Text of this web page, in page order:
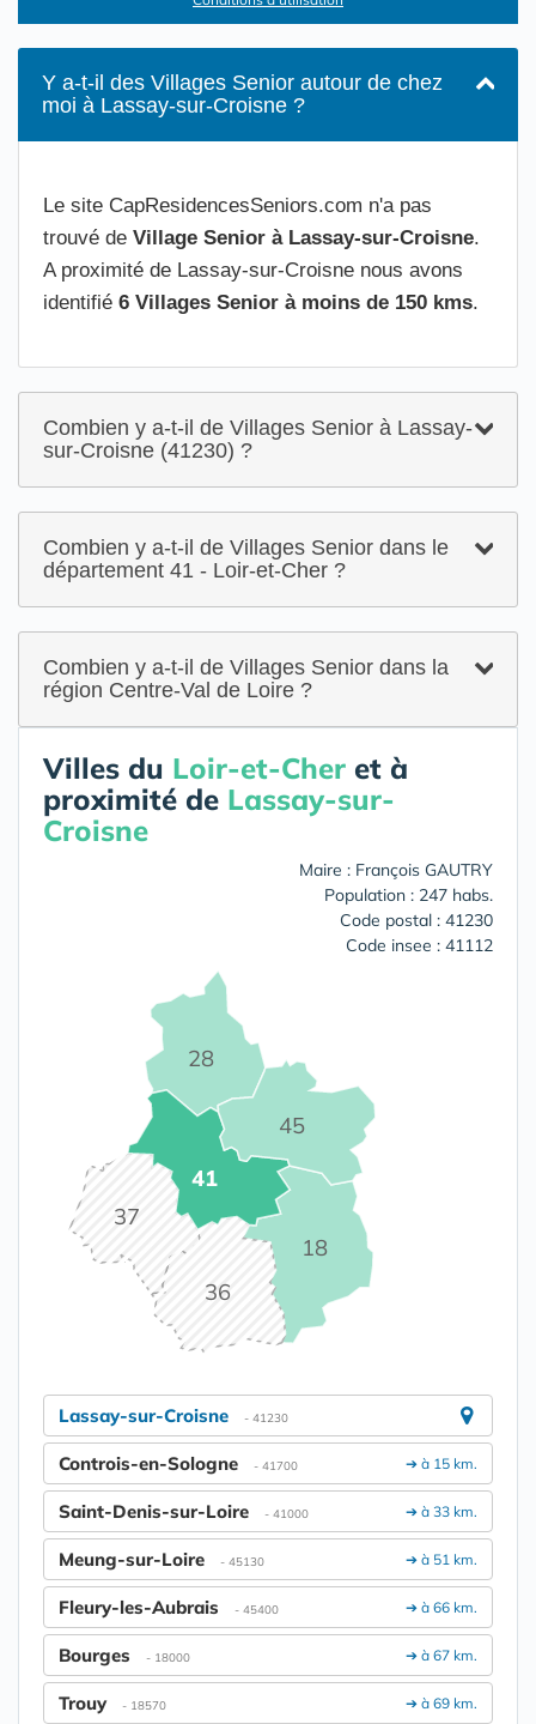
Y a-t-il des Villages Senior autour de chez
moi à Lassay-sur-Croisne ?
Le site CapResidencesSeniors.com n'a pas
trouvé de Village Senior à Lassay-sur-Croisne.
A proximité de Lassay-sur-Croisne nous avons
identifié 6 Villages Senior à moins de 150 kms.
Combien y a-t-il de Villages Senior à Lassay-
sur-Croisne (41230) ?
Combien y a-t-il de Villages Senior dans le
département 41 - Loir-et-Cher ?
Combien y a-t-il de Villages Senior dans la
région Centre-Val de Loire ?
Villes du Loir-et-Cher et à
proximité de Lassay-sur-
Croisne
Maire : François GAUTRY
Population : 247 habs.
Code postal : 41230
Code insee : 41112
18
28
36
37
41
45
Lassay-sur-Croisne - 41230
➔ à 15 km.
Controis-en-Sologne - 41700
➔ à 33 km.
Saint-Denis-sur-Loire - 41000
➔ à 51 km.
Meung-sur-Loire - 45130
➔ à 66 km.
Fleury-les-Aubrais - 45400
➔ à 67 km.
Bourges - 18000
➔ à 69 km.
Trouy - 18570